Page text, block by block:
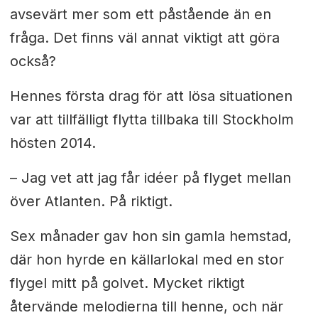
avsevärt mer som ett påstående än en
fråga. Det finns väl annat viktigt att göra
också?
Hennes första drag för att lösa situationen
var att tillfälligt flytta tillbaka till Stockholm
hösten 2014.
– Jag vet att jag får idéer på flyget mellan
över Atlanten. På riktigt.
Sex månader gav hon sin gamla hemstad,
där hon hyrde en källarlokal med en stor
flygel mitt på golvet. Mycket riktigt
återvände melodierna till henne, och när